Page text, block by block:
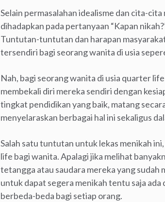
Selain permasalahan idealisme dan cita-
dihadapkan pada pertanyaan “Kapan
Tuntutan-tuntutan dan harapan
tersendiri bagi seorang wanita di usia
Nah, bagi seorang wanita di usia quarter
membekali diri mereka sendiri dengan
tingkat pendidikan yang baik, matang
menyelaraskan berbagai hal ini sekaligus
Salah satu tuntutan untuk lekas menikah
life bagi wanita. Apalagi jika melihat
tetangga atau saudara mereka yang sudah
untuk dapat segera menikah tentu saja
berbeda-beda bagi setiap orang.